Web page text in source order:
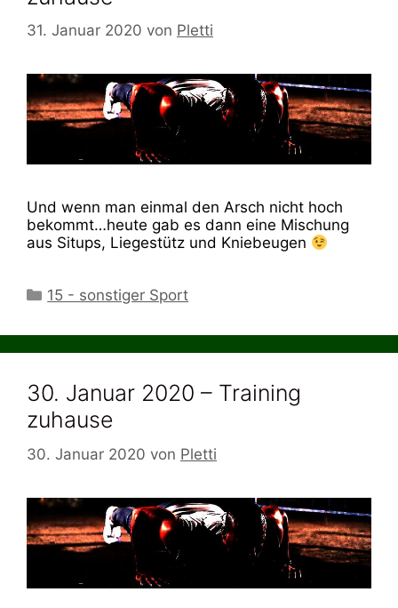
31. Januar 2020 von Pletti
Und wenn man einmal den Arsch nicht hoch
bekommt…heute gab es dann eine Mischung
aus Situps, Liegestütz und Kniebeugen
Kategorien
15 - sonstiger Sport
30. Januar 2020 – Training
zuhause
30. Januar 2020 von Pletti